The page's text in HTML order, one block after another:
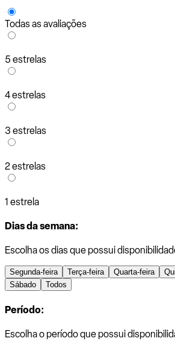
Todas as avaliações
5 estrelas
4 estrelas
3 estrelas
2 estrelas
1 estrela
Dias da semana:
Escolha os dias que possui
Segunda-feira Terça-feira Quarta-feira
Sábado
Todos
Período:
Escolha o período que possui